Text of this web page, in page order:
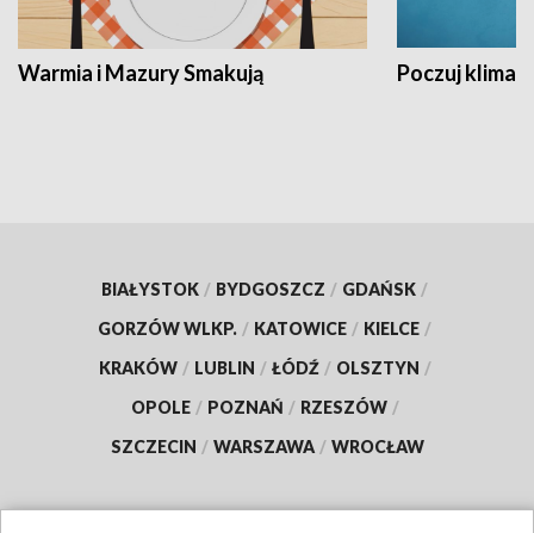
Warmia i Mazury Smakują Poczuj klimat
BIAŁYSTOK / BYDGOSZCZ / GDAŃSK /
GORZÓW WLKP. / KATOWICE / KIELCE /
KRAKÓW / LUBLIN / ŁÓDŹ / OLSZTYN /
OPOLE / POZNAŃ / RZESZÓW /
SZCZECIN / WARSZAWA / WROCŁAW